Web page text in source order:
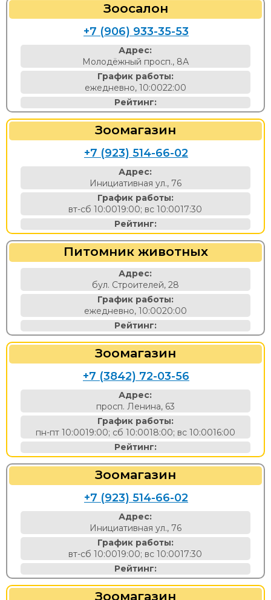
Зоосалон
+7 (906) 933-35-53
Адрес:
Молодёжный просп., 8А
График работы:
ежедневно, 10:0022:00
Рейтинг:
Зоомагазин
+7 (923) 514-66-02
Адрес:
Инициативная ул., 76
График работы:
вт-сб 10:0019:00; вс 10:0017:30
Рейтинг:
Питомник животных
Адрес:
бул. Строителей, 28
График работы:
ежедневно, 10:0020:00
Рейтинг:
Зоомагазин
+7 (3842) 72-03-56
Адрес:
просп. Ленина, 63
График работы:
пн-пт 10:0019:00; сб 10:0018:00; вс 10:0016:00
Рейтинг:
Зоомагазин
+7 (923) 514-66-02
Адрес:
Инициативная ул., 76
График работы:
вт-сб 10:0019:00; вс 10:0017:30
Рейтинг:
Зоомагазин